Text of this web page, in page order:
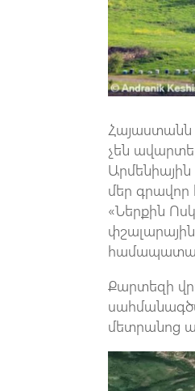
Հայաստանն
չեն
մեր գրավոր
«Ներքին
Քարտեզի
մետրանոց